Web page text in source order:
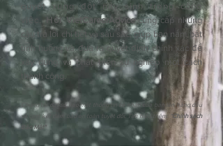
quyết xung đột nảy sinh trong công
việc, HỏiVietCareerAdvicecung cấp những
câu trả lời chi tiết và sâu sắc, giúp bạn nắm bắt
tình huống và đưa ra quyết định chính xác để
xây dựng và phát triển sự nghiệp một cách
thành công.
Chúng tôi đặt sự bảo mật thông tin cá nhân của bạn lên hàng đầu
và cam kết đảm bảo an toàn tuyệt đối. Tìm hiểu thêm: " Chính sách
Bảo Mật"